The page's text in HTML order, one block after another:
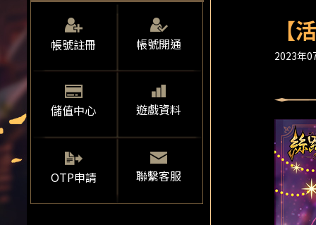
帳號註冊 帳號開通
儲值中心 遊戲資料
OTP申請 聯繫客服
【
2023年